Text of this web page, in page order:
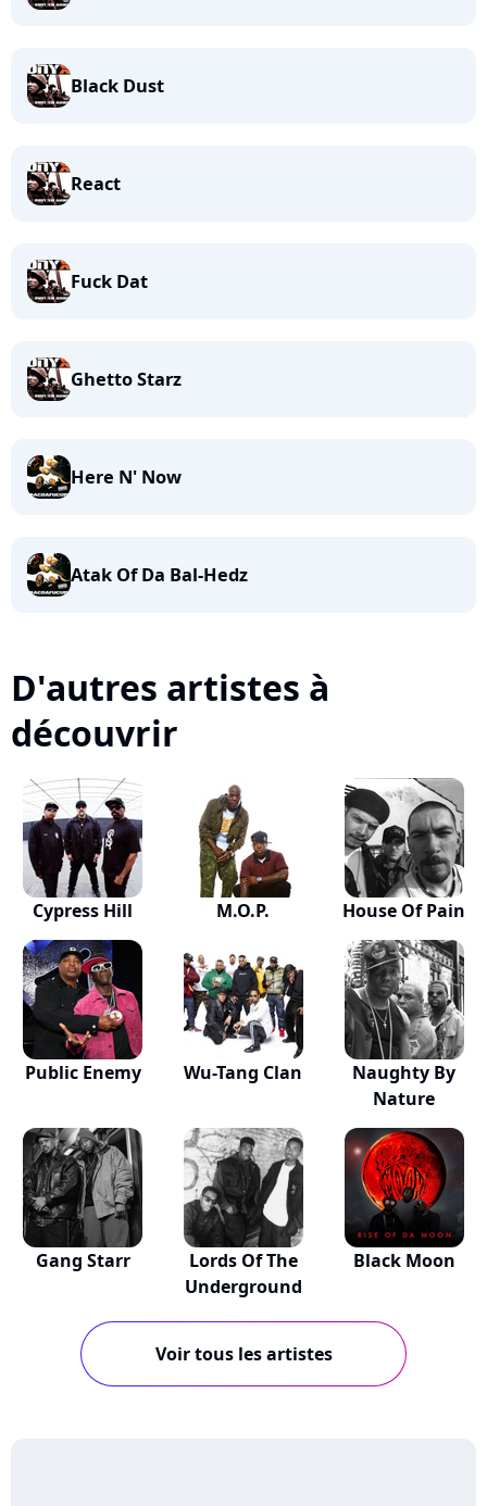
Black Dust
React
Fuck Dat
Ghetto Starz
Here N' Now
Atak Of Da Bal-Hedz
D'autres artistes à
découvrir
Cypress Hill M.O.P. House Of Pain
Public Enemy Wu-Tang Clan
Naughty By
Nature
Gang Starr
Lords Of The
Underground
Black Moon
Voir tous les artistes